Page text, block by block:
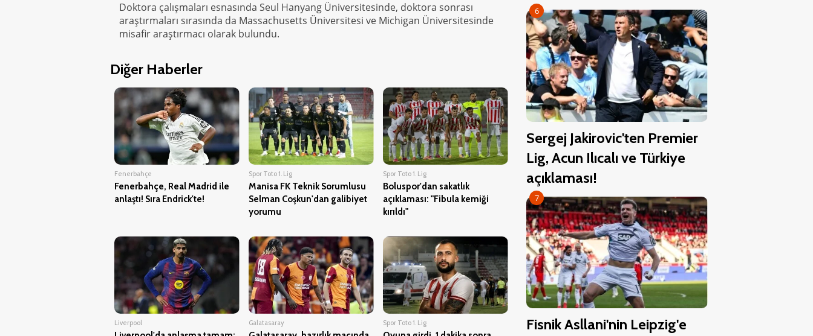
Doktora çalışmaları esnasında Seul Hanyang Üniversitesinde, doktora sonrası
araştırmaları sırasında da Massachusetts Üniversitesi ve Michigan Üniversitesinde
misafir araştırmacı olarak bulundu.
Diğer Haberler
Fenerbahçe
Fenerbahçe, Real Madrid ile
anlaştı! Sıra Endrick'te!
Spor Toto 1. Lig
Manisa FK Teknik Sorumlusu
Selman Coşkun'dan galibiyet
yorumu
Spor Toto 1. Lig
Boluspor'dan sakatlık
açıklaması: "Fibula kemiği
kırıldı"
Liverpool Galatasaray Spor Toto 1. Lig
6
Sergej Jakirovic'ten Premier
Lig, Acun Ilıcalı ve Türkiye
açıklaması!
7
Fisnik Asllani'nin Leipzig'e